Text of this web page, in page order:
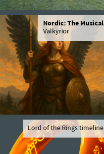
Nordic: The Musical
Valkyrior
Lord of the Rings timeline